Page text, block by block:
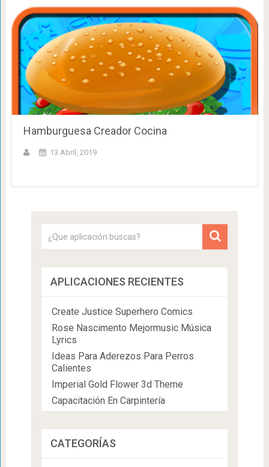
Hamburguesa Creador Cocina
13 Abril, 2019
APLICACIONES RECIENTES
Create Justice Superhero Comics
Rose Nascimento Mejormusic Música
Lyrics
Ideas Para Aderezos Para Perros
Calientes
Imperial Gold Flower 3d Theme
Capacitación En Carpintería
CATEGORÍAS